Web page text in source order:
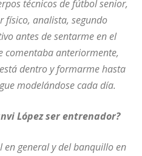
técnicos de fútbol senior,
físico, analista, segundo
antes de sentarme en el
comentaba anteriormente,
dentro y formarme hasta
modelándose cada día.
López ser entrenador?
general y del banquillo en